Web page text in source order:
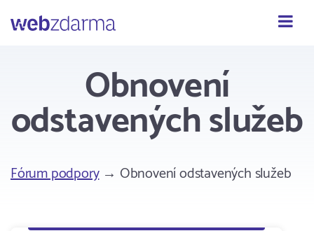
Webzdarma
Obnovení
odstavených služeb
Fórum podpory→ Obnovení odstavených služeb